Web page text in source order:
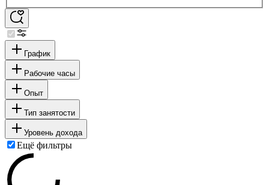
График
Рабочие часы
Опыт
Тип занятости
Уровень дохода
Ещё фильтры